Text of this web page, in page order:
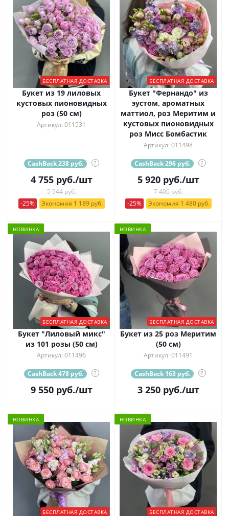
БЕСПЛАТНАЯ ДОСТАВКА
Букет из 19 лиловых
кустовых пионовидных
роз (50 см)
Артикул: 011531
CashBack 238 руб. ?
4 755руб./шт
5 944 руб.
-25%
Экономия 1 189 руб.
БЕСПЛАТНАЯ ДОСТАВКА
Букет "Фернандо" из
эустом, ароматных
маттиол, роз Меритим и
кустовых пионовидных
роз Мисс Бомбастик
Артикул: 011498
CashBack 296 руб. ?
5 920руб./шт
7 400 руб.
-25%
Экономия 1 480 руб.
НОВИНКА
БЕСПЛАТНАЯ ДОСТАВКА
Букет "Лиловый микс"
из 101 розы (50 см)
Артикул: 011496
CashBack 478 руб. ?
9 550руб./шт
НОВИНКА
БЕСПЛАТНАЯ ДОСТАВКА
Букет из 25 роз Меритим
(50 см)
Артикул: 011491
CashBack 163 руб. ?
3 250руб./шт
НОВИНКА
БЕСПЛАТНАЯ ДОСТАВКА
НОВИНКА
БЕСПЛАТНАЯ ДОСТАВКА